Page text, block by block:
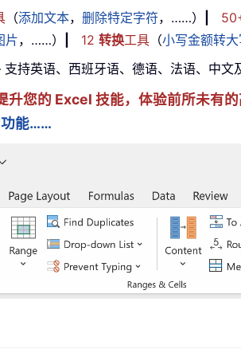
（添加文本， 删除特定字符，……）
片，……） 12 转换工具 （小写金额转大
持英语、西班牙语、德语、法语、中文
您的 Excel 技能，体验前所未有的
功能……